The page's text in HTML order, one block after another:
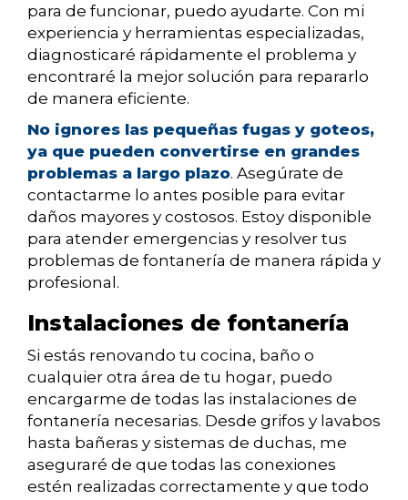
para de funcionar, puedo ayudarte. Con mi
experiencia y herramientas especializadas,
diagnosticaré rápidamente el problema y
encontraré la mejor solución para repararlo
de manera eficiente.
No ignores las pequeñas fugas y goteos,
ya que pueden convertirse en grandes
problemas a largo plazo. Asegúrate de
contactarme lo antes posible para evitar
daños mayores y costosos. Estoy disponible
para atender emergencias y resolver tus
problemas de fontanería de manera rápida y
profesional.
Instalaciones de fontanería
Si estás renovando tu cocina, baño o
cualquier otra área de tu hogar, puedo
encargarme de todas las instalaciones de
fontanería necesarias. Desde grifos y lavabos
hasta bañeras y sistemas de duchas, me
aseguraré de que todas las conexiones
estén realizadas correctamente y que todo